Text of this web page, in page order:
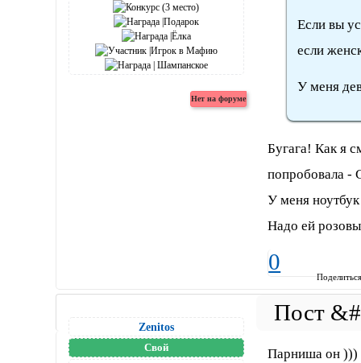
Если вы
если
У меня
Бугага! Как я
попробовала
У меня
Надо ей
0
Zenitos
Свой
Парниша он )))